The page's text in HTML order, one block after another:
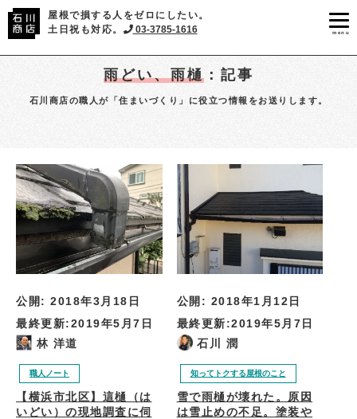
屋根で損する人をゼロにしたい。
土日祝も対応。
03-3785-1616 menu
雨どい、雨樋：記事
石川商店の職人が「住まいづくり」に役立つ情報をお送りします。
公開: 2018年3月18日
最終更新:2019年5月7日
林 洋道
職人ノート
【横浜市北区】這樋（は
いどい）の現地調査に伺
公開: 2018年1月12日
最終更新:2019年5月7日
石川 潤
知ってトクする屋根のこと
雪で雨樋が壊れた。原因
は雪止めの不足。塗装や